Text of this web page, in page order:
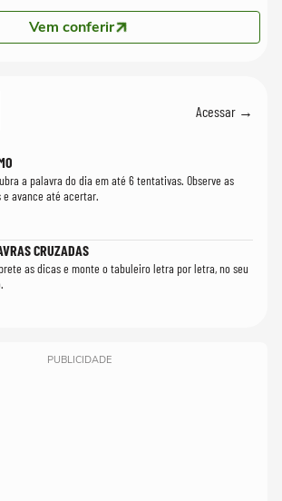
Vem conferir
Acessar →
a palavra do dia em até 6 tentativas. Observe as
e avance até acertar.
CRUZADAS
as dicas e monte o tabuleiro letra por letra, no seu
PUBLICIDADE